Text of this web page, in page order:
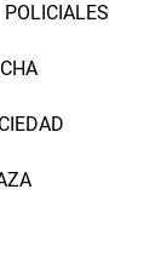
POLICIALES